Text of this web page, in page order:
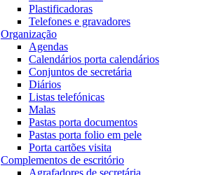
Plastificadoras
Telefones e gravadores
Organização
Agendas
Calendários porta calendários
Conjuntos de secretária
Diários
Listas telefónicas
Malas
Pastas porta documentos
Pastas porta folio em pele
Porta cartões visita
Complementos de escritório
Agrafadores de secretária